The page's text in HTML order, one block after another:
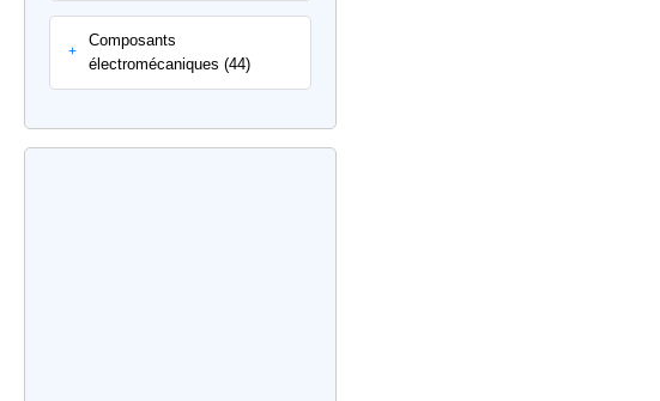
+
Composants
électromécaniques (44)